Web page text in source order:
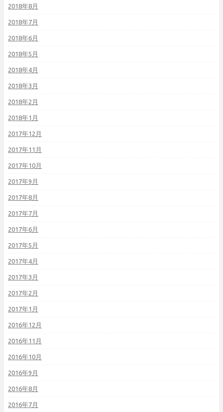
2018年8月
2018年7月
2018年6月
2018年5月
2018年4月
2018年3月
2018年2月
2018年1月
2017年12月
2017年11月
2017年10月
2017年9月
2017年8月
2017年7月
2017年6月
2017年5月
2017年4月
2017年3月
2017年2月
2017年1月
2016年12月
2016年11月
2016年10月
2016年9月
2016年8月
2016年7月